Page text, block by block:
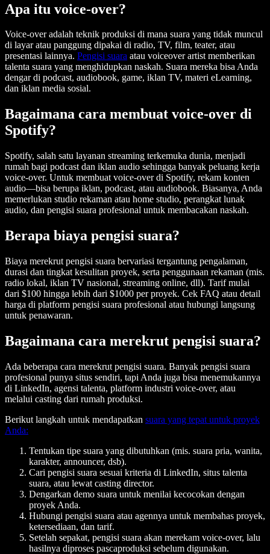
Apa itu voice-over?
Voice-over adalah teknik produksi di mana suara yang tidak muncul
di layar atau panggung dipakai di radio, TV, film, teater, atau
presentasi lainnya. Pengisi suara atau voiceover artist memberikan
talenta suara yang menghidupkan naskah. Suara mereka bisa Anda
dengar di podcast, audiobook, game, iklan TV, materi eLearning,
dan iklan media sosial.
Bagaimana cara membuat voice-over di
Spotify?
Spotify, salah satu layanan streaming terkemuka dunia, menjadi
rumah bagi podcast dan iklan audio sehingga banyak peluang kerja
voice-over. Untuk membuat voice-over di Spotify, rekam konten
audio—bisa berupa iklan, podcast, atau audiobook. Biasanya, Anda
memerlukan studio rekaman atau home studio, perangkat lunak
audio, dan pengisi suara profesional untuk membacakan naskah.
Berapa biaya pengisi suara?
Biaya merekrut pengisi suara bervariasi tergantung pengalaman,
durasi dan tingkat kesulitan proyek, serta penggunaan rekaman (mis.
radio lokal, iklan TV nasional, streaming online, dll). Tarif mulai
dari $100 hingga lebih dari $1000 per proyek. Cek FAQ atau detail
harga di platform pengisi suara profesional atau hubungi langsung
untuk penawaran.
Bagaimana cara merekrut pengisi suara?
Ada beberapa cara merekrut pengisi suara. Banyak pengisi suara
profesional punya situs sendiri, tapi Anda juga bisa menemukannya
di LinkedIn, agensi talenta, platform industri voice-over, atau
melalui casting dari rumah produksi.
Berikut langkah untuk mendapatkan suara yang tepat untuk proyek
Anda:
Tentukan tipe suara yang dibutuhkan (mis. suara pria, wanita,
karakter, announcer, dsb).
Cari pengisi suara sesuai kriteria di LinkedIn, situs talenta
suara, atau lewat casting director.
Dengarkan demo suara untuk menilai kecocokan dengan
proyek Anda.
Hubungi pengisi suara atau agennya untuk membahas proyek,
ketersediaan, dan tarif.
Setelah sepakat, pengisi suara akan merekam voice-over, lalu
hasilnya diproses pascaproduksi sebelum digunakan.